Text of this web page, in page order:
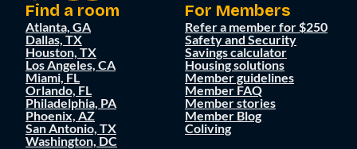
Find a room
Atlanta, GA
Dallas, TX
Houston, TX
Los Angeles, CA
Miami, FL
Orlando, FL
Philadelphia, PA
Phoenix, AZ
San Antonio, TX
Washington, DC
For Members
Refer a member for $250
Safety and Security
Savings calculator
Housing solutions
Member guidelines
Member FAQ
Member stories
Member Blog
Coliving